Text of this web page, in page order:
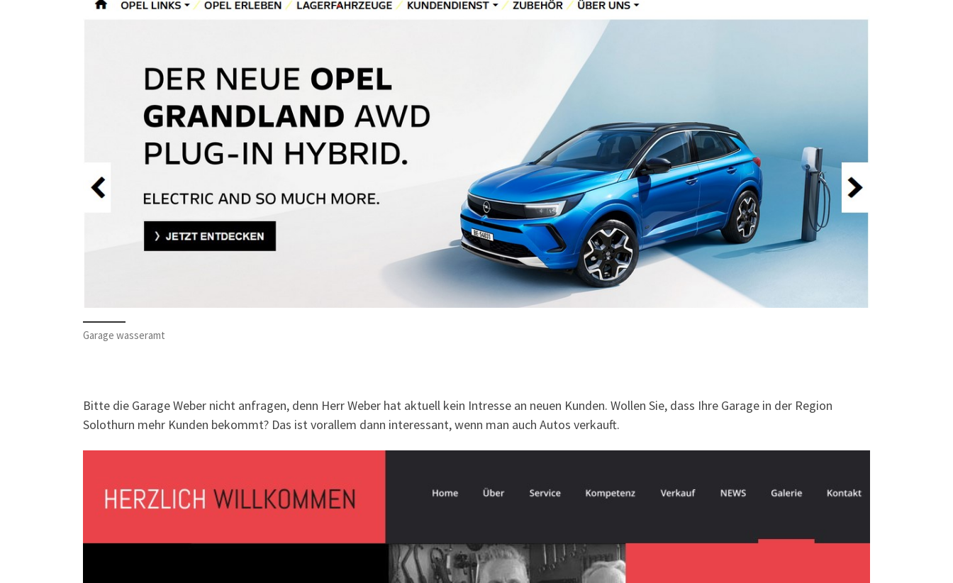
Garage wasseramt
Bitte die Garage Weber nicht anfragen, denn Herr Weber hat aktuell kein Intresse an neuen Kunden. Wollen Sie, dass Ihre Garage in der Region
Solothurn mehr Kunden bekommt? Das ist vorallem dann interessant, wenn man auch Autos verkauft.